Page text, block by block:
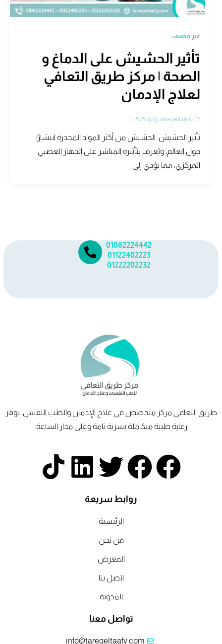
غير مصنف
تأثير الحشيش على الدماغ و
الصحة | مركز طريق التعافي
لعلاج الإدمان
tareqeltaafy/13 يونيو، 2025
تأثير الحشيش. الحشيش من أكثر المواد المخدرة انتشارًا
حول العالم، ويُعرف بتأثيره المباشر على الجهاز العصبي
المركزي، مما يؤدي إلى
01062224442
01122402223
01222202232
طريق التعافي مركز متخصص في علاج الإدمان والطب النفسي، نوفر
رعاية طبية متكاملة بسرية تامة وعلى مدار الساعة.
F
F
a
o
T
w
i
t
t
e
r
L
T
روابط سريعة
الرئيسية
من نحن
المعرض
اتصل بنا
المدونة
تواصل معنا
info@tareqeltaafy.com